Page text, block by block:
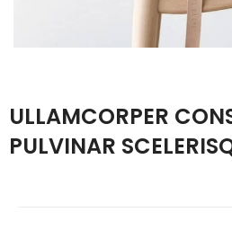
ULLAMCORPER
PULVINAR